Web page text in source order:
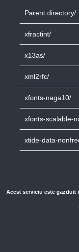
Parent directory/
xfractint/
x13as/
xml2rfc/
xfonts-naga10/
xfonts-scalable-
xtide-data-
Acest serviciu este gazduit